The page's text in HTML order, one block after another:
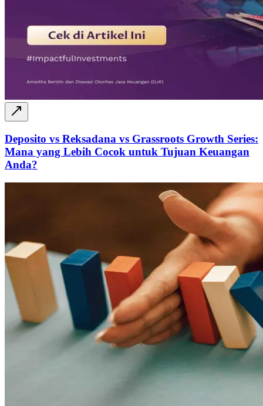
Deposito vs Reksadana vs Grassroots Growth Series:
Mana yang Lebih Cocok untuk Tujuan Keuangan
Anda?